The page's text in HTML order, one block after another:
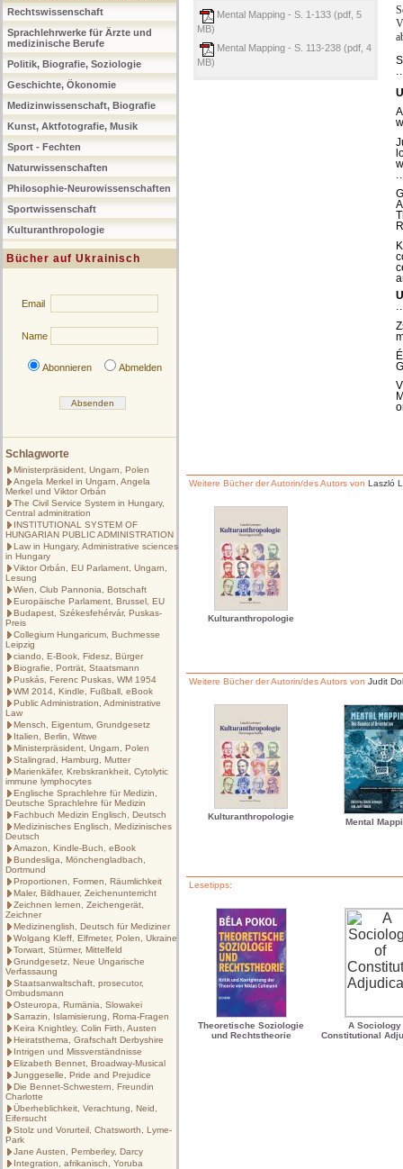
Rechtswissenschaft
Sprachlehrwerke für Ärzte und
medizinische Berufe
Politik, Biografie, Soziologie
Geschichte, Ökonomie
Medizinwissenschaft, Biografie
Kunst, Aktfotografie, Musik
Sport - Fechten
Naturwissenschaften
Philosophie-Neurowissenschaften
Sportwissenschaft
Kulturanthropologie
Bücher auf Ukrainisch
Email
Name
Abonnieren Abmelden
Schlagworte
Ministerpräsident, Ungarn, Polen
Angela Merkel in Ungarn, Angela
Merkel und Viktor Orbán
The Civil Service System in Hungary,
Central adminitration
INSTITUTIONAL SYSTEM OF
HUNGARIAN PUBLIC ADMINISTRATION
Law in Hungary, Administrative sciences
in Hungary
Viktor Orbán, EU Parlament, Ungarn,
Lesung
Wien, Club Pannonia, Botschaft
Europäische Parlament, Brussel, EU
Budapest, Székesfehérvár, Puskas-
Preis
Collegium Hungaricum, Buchmesse
Leipzig
ciando, E-Book, Fidesz, Bürger
Biografie, Porträt, Staatsmann
Puskás, Ferenc Puskas, WM 1954
WM 2014, Kindle, Fußball, eBook
Public Administration, Administrative
Law
Mensch, Eigentum, Grundgesetz
Italien, Berlin, Witwe
Ministerpräsident, Ungarn, Polen
Stalingrad, Hamburg, Mutter
Marienkäfer, Krebskrankheit, Cytolytic
immune lymphocytes
Englische Sprachlehre für Medizin,
Deutsche Sprachlehre für Medizin
Fachbuch Medizin Englisch, Deutsch
Medizinisches Englisch, Medizinisches
Deutsch
Amazon, Kindle-Buch, eBook
Bundesliga, Mönchengladbach,
Dortmund
Proportionen, Formen, Räumlichkeit
Maler, Bildhauer, Zeichenunterricht
Zeichnen lernen, Zeichengerät,
Zeichner
Medizinenglish, Deutsch für Mediziner
Wolgang Kleff, Elfmeter, Polen, Ukraine
Torwart, Stürmer, Mittelfeld
Grundgesetz, Neue Ungarische
Verfassaung
Staatsanwaltschaft, prosecutor,
Ombudsmann
Osteuropa, Rumänia, Slowakei
Sarrazin, Islamisierung, Roma-Fragen
Keira Knightley, Colin Firth, Austen
Heiratsthema, Grafschaft Derbyshire
Intrigen und Missverständnisse
Elizabeth Bennet, Broadway-Musical
Junggeselle, Pride and Prejudice
Die Bennet-Schwestern, Freundin
Charlotte
Überheblichkeit, Verachtung, Neid,
Eifersucht
Stolz und Vorurteil, Chatsworth, Lyme-
Park
Jane Austen, Pemberley, Darcy
Integration, afrikanisch, Yoruba
Mental Mapping - S. 1-133 (pdf, 5
MB)
Mental Mapping - S. 113-238 (pdf, 4
MB)
Weitere Bücher der Autorin/des Autors von Laszló
Kulturanthropologie
Weitere Bücher der Autorin/des Autors von Judit
Kulturanthropologie
Mental
Lesetipps:
Theoretische Soziologie
und Rechtstheorie
A Sociology
Constitutional